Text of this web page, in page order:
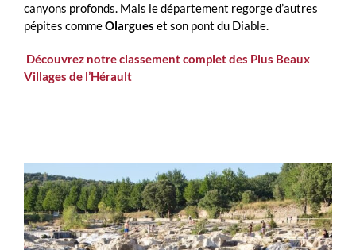
canyons profonds. Mais le département regorge d’autres
pépites commeOlargues et son pont du Diable.
Découvrez notre classement complet des Plus Beaux
Villages de l’Hérault